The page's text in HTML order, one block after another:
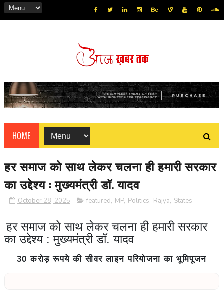
HOME
हर समाज को साथ लेकर चलना ही हमारी सरकार
का उद्देश्य : मुख्यमंत्री डॉ. यादव
October 28, 2025 featured, MP, Politics, Rajya, States
हर समाज को साथ लेकर चलना ही हमारी सरकार
का उद्देश्य : मुख्यमंत्री डॉ. यादव
30 करोड़ रूपये की सीवर लाइन परियोजना का भूमिपूजन